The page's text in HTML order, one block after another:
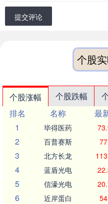
提交评论
个股
个股涨幅 个股跌幅
排名
名称 最
1
毕得医药
2 百普赛斯
3 北方长龙
4 蓝盾光电
5 信濠光电
6 近岸蛋白